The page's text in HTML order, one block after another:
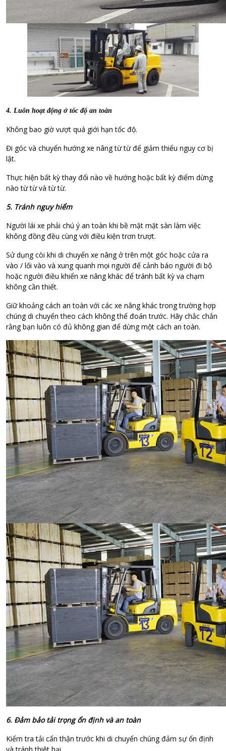
4. Luôn hoạt động ở tốc độ an toàn
Không bao giờ vượt quá giới hạn tốc độ.
Đi góc và chuyển hướng xe nâng từ từ để giảm thiểu nguy cơ bị
lật.
Thực hiện bất kỳ thay đổi nào về hướng hoặc bất kỳ điểm dừng
nào từ từ và từ từ.
5. Tránh nguy hiểm
Người lái xe phải chú ý an toàn khi bề mặt mặt sàn làm việc
không đồng đều cùng với điều kiện trơn trượt.
Sử dụng còi khi di chuyển xe nâng ở trên một góc hoặc cửa ra
vào / lối vào và xung quanh mọi người để cảnh báo người đi bộ
hoặc người điều khiển xe nâng khác để tránh bất kỳ va chạm
không cần thiết.
Giữ khoảng cách an toàn với các xe nâng khác trong trường hợp
chúng di chuyển theo cách không thể đoán trước. Hãy chắc chắn
rằng bạn luôn có đủ không gian để dừng một cách an toàn.
6. Đảm bảo tải trọng ổn định và an toàn
Kiểm tra tải cẩn thận trước khi di chuyển chúng đảm sự ổn định